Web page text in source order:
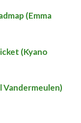
(Emma
(Kyano
Vandermeulen)